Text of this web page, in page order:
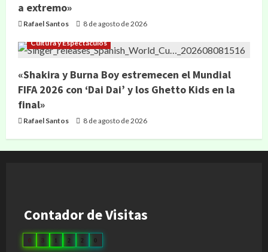
a extremo»
Rafael Santos 8 de agosto de 2026
Cultura y Espectáculos
«Shakira y Burna Boy estremecen el Mundial
FIFA 2026 con ‘Dai Dai’ y los Ghetto Kids en la
final»
Rafael Santos 8 de agosto de 2026
Contador de Visitas
0 3 1 2 0